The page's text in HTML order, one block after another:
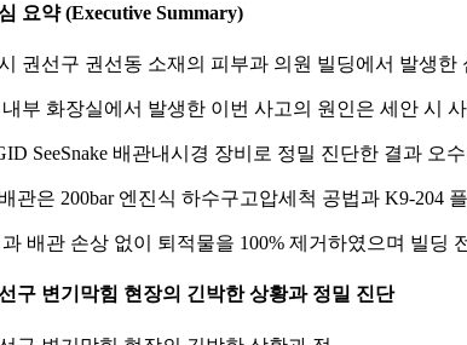
요약 (Executive Summary)
권선구 권선동 소재의 피부과 의원 빌딩에서 발생
부 화장실에서 발생한 이번 사고의 원인은 세안 시
SeeSnake 배관내시경 장비로 정밀 진단한 결과
관은 200bar 엔진식 하수구고압세척 공법과 K9-204
배관 손상 없이 퇴적물을 100% 제거하였으며 빌딩
구 변기막힘 현장의 긴박한 상황과 정밀 진단